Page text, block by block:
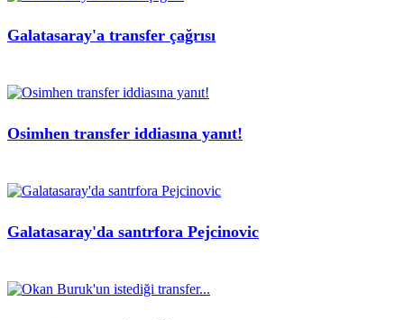
Galatasaray'a transfer çağrısı
Osimhen transfer iddiasına yanıt!
Galatasaray'da santrfora Pejcinovic